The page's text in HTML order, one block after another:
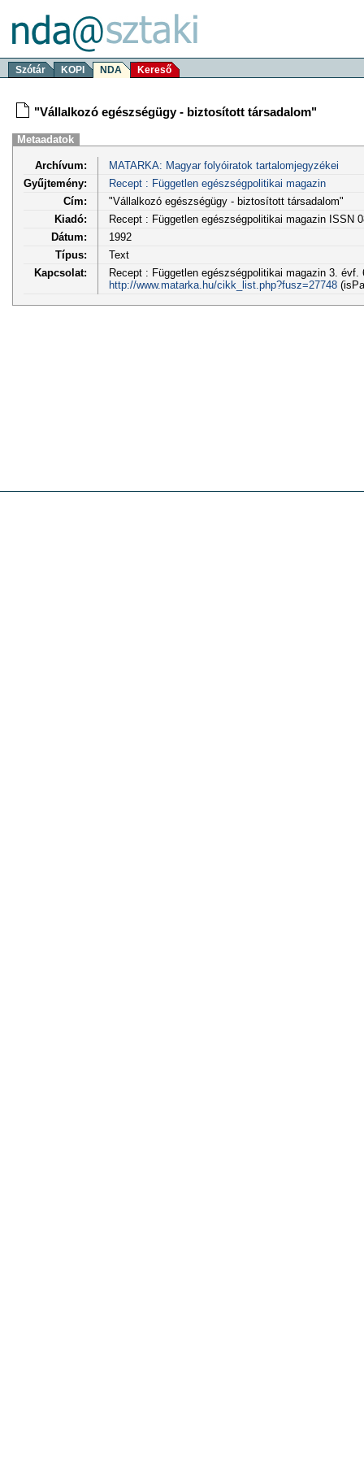
Szótár KOPI NDA Kereső
"Vállalkozó egészségügy - biztosított társadalom"
Metaadatok
Archívum:
MATARKA: Magyar folyóiratok tartalomjegyzékei
Gyűjtemény:
Recept : Független egészségpolitikai magazin
Cím:
"Vállalkozó egészségügy - biztosított társadalom"
Kiadó:
Recept : Független egészségpolitikai magazin ISSN
Dátum:
1992
Típus:
Text
Kapcsolat:
Recept : Független egészségpolitikai magazin 3. évf.
http://www.matarka.hu/cikk_list.php?fusz=27748